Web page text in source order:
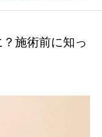
施術前に知っ